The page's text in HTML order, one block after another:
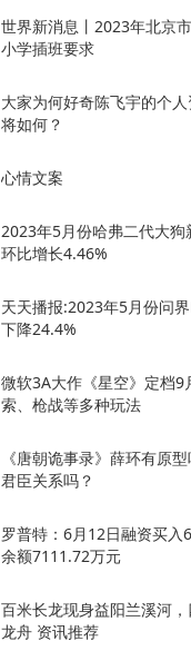
世界新消息丨2023年北京
小学插班要求
大家为何好奇陈飞宇的个
将如何？
心情文案
2023年5月份哈弗二代大
环比增长4.46%
天天播报:2023年5月份问
下降24.4%
微软3A大作《星空》定档9
索、枪战等多种玩法
《唐朝诡事录》薛环有原
君臣关系吗？
罗普特：6月12日融资买入
余额7111.72万元
百米长龙现身益阳兰溪河
龙舟 资讯推荐